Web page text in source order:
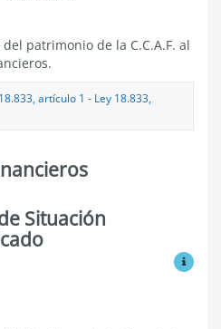
patrimonio de la C.C.A.F. al
artículo 1 - Ley 18.833,
Situación
Ver